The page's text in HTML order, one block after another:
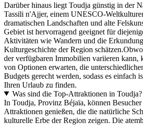
Darüber hinaus liegt Toudja günstig in der
Tassili n'Ajjer, einem UNESCO-
dramatischen Landschaften und alte
Gebiet ist hervorragend geeignet für
Aktivitäten wie Wandern und die
Kulturgeschichte der Region
der verfügbaren Immobilien variieren kann,
von Optionen erwarten, die
Budgets gerecht werden, sodass es einfach
Ihren Urlaub zu finden.
Was sind die Top-Attraktionen in Toudja?
In Toudja, Provinz Béjaïa, können
Attraktionen genießen, die die natürliche
kulturelle Erbe der Region zeigen. Die